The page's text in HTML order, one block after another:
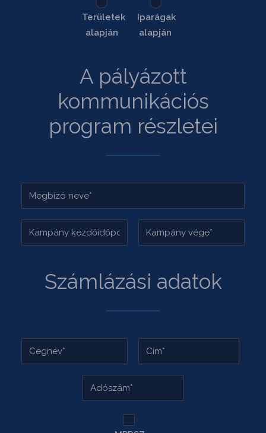
Területek
alapján
Iparágak
alapján
A pályázott
kommunikációs
program részletei
Számlázási adatok